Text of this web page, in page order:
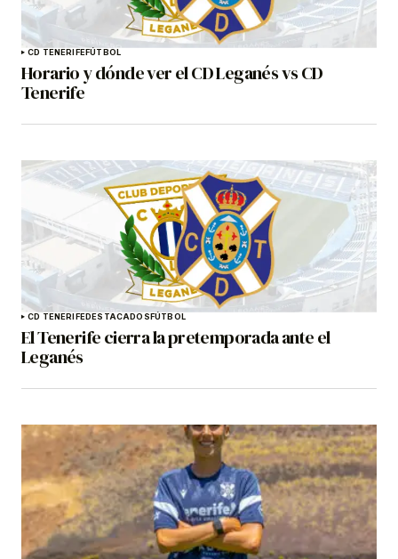
CD TENERIFEFÚTBOL
Horario y dónde ver el CD Leganés vs CD
Tenerife
CD TENERIFEDESTACADOSFÚTBOL
El Tenerife cierra la pretemporada ante el
Leganés